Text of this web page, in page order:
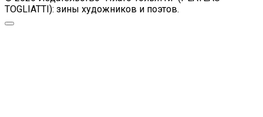
TOGLIATTI): зины художников и поэтов.